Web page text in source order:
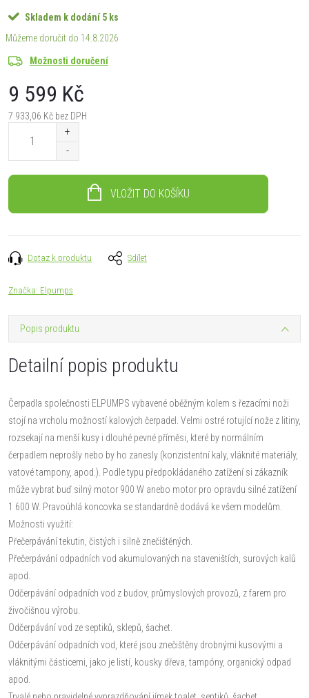
Skladem k dodání 5 ks
14.8.2026
Možnosti doručení
9 599 Kč
7 933,06 Kč bez DPH
VLOŽIT DO KOŠÍKU
Dotaz k produktu Sdílet
Značka: Elpumps
Popis produktu
Detailní popis produktu
Čerpadla společnosti ELPUMPS vybavené oběžným kolem s řezacími noži
stojí na vrcholu možností kalových čerpadel. Velmi ostré rotující nože z litiny,
rozsekají na menší kusy i dlouhé pevné příměsi, které by normálním
čerpadlem neprošly nebo by ho zanesly (konzistentní kaly, vláknité materiály,
vatové tampony, apod.). Podle typu předpokládaného zatížení si zákazník
může vybrat buď silný motor 900 W anebo motor pro opravdu silné zatížení
1 600 W. Pravoúhlá koncovka se standardně dodává ke všem modelům.
Možnosti využití:
Přečerpávání tekutin, čistých i silně znečištěných.
Přečerpávání odpadních vod akumulovaných na staveništích, surových kalů
apod.
Odčerpávání odpadních vod z budov, průmyslových provozů, z farem pro
živočišnou výrobu.
Odčerpávání vod ze septiků, sklepů, šachet.
Odčerpávání odpadních vod, které jsou znečištěny drobnými kusovými a
vláknitými částicemi, jako je listí, kousky dřeva, tampóny, organický odpad
apod.